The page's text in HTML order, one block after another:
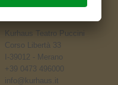
Kurhaus Teatro Puccini
Corso Libertà 33
I-39012 - Merano
+39 0473 496000
info@kurhaus.it